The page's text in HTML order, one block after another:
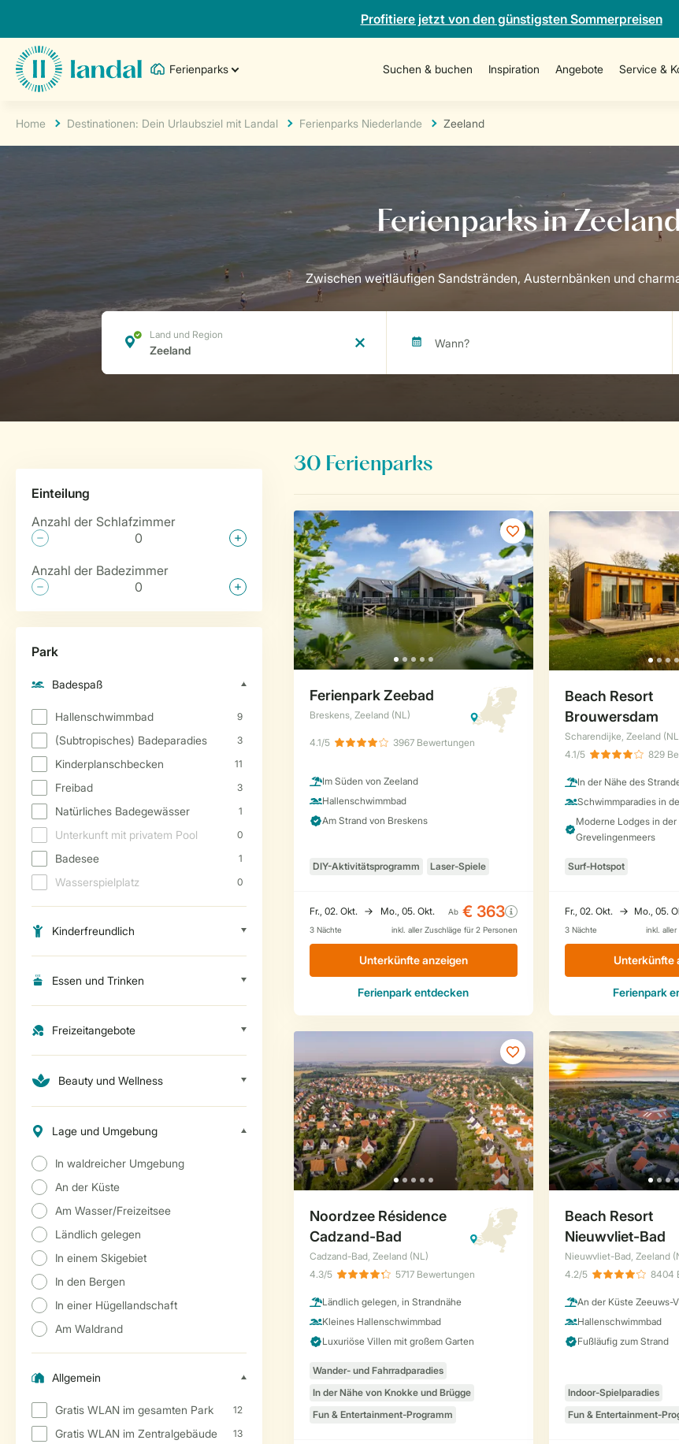
Profitiere jetzt von den günstigsten Sommerpreisen
Ferienparks Suchen & buchen Inspiration Angebote Service &
Home Destinationen: Dein Urlaubsziel mit Landal Ferienparks Niederlande Zeeland